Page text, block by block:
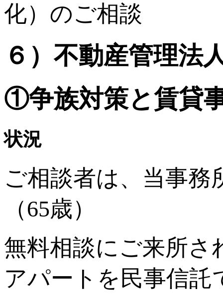
化）のご相談
６）不動産管理法
①争族対策と賃貸
状況
ご相談者は、当事
（65歳）
無料相談にご来所さ
アパートを民事信